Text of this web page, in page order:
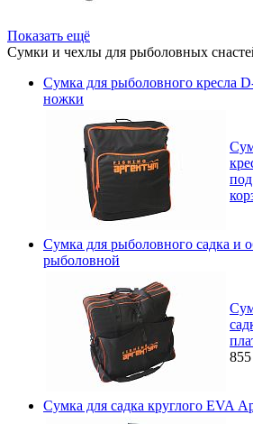
Показать ещё
Сумки и чехлы для рыболовных
Сумка для рыболовного кресла
ножки
Сумка для рыболовного садка и
рыболовной
855
Сумка для садка круглого EVA